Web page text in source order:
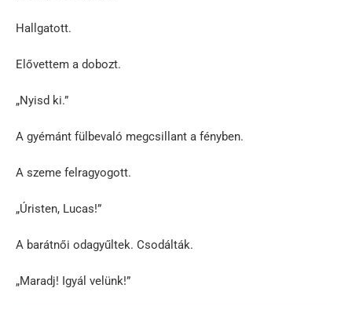
Hallgatott.
Elővettem a dobozt.
„Nyisd ki.”
A gyémánt fülbevaló megcsillant a fényben.
A szeme felragyogott.
„Úristen, Lucas!”
A barátnői odagyűltek. Csodálták.
„Maradj! Igyál velünk!”